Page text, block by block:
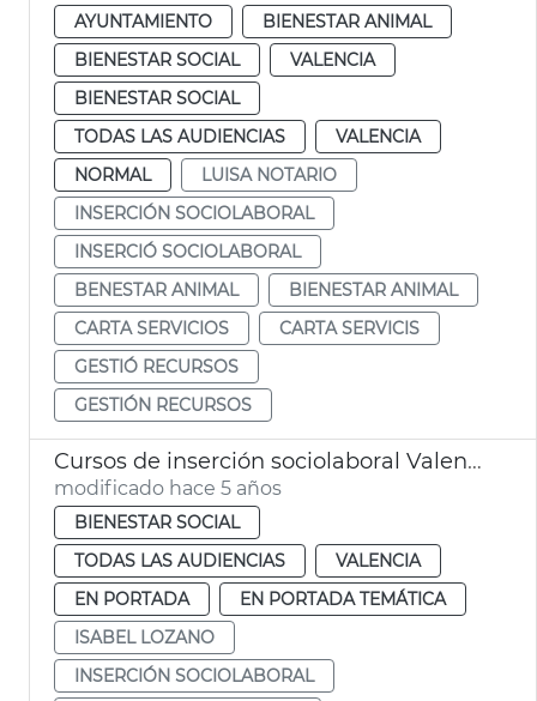
AYUNTAMIENTO
BIENESTAR ANIMAL
BIENESTAR SOCIAL
VALENCIA
BIENESTAR SOCIAL
TODAS LAS AUDIENCIAS
VALENCIA
NORMAL
LUISA NOTARIO
INSERCIÓN SOCIOLABORAL
INSERCIÓ SOCIOLABORAL
BENESTAR ANIMAL
BIENESTAR ANIMAL
CARTA SERVICIOS
CARTA SERVICIS
GESTIÓ RECURSOS
GESTIÓN RECURSOS
Cursos de inserción sociolaboral Valencia
modificado hace 5 años
BIENESTAR SOCIAL
TODAS LAS AUDIENCIAS
VALENCIA
EN PORTADA
EN PORTADA TEMÁTICA
ISABEL LOZANO
INSERCIÓN SOCIOLABORAL